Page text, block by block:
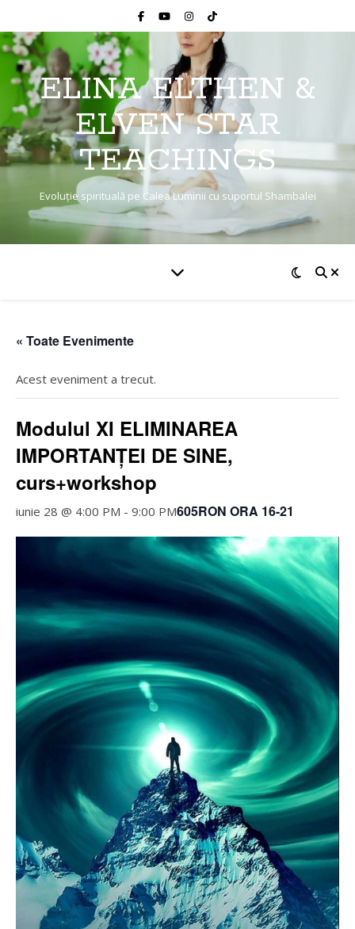
ELINA ELTHEN &
ELVEN STAR
TEACHINGS
Evoluție spirituală pe Calea Luminii cu suportul Shambalei
« Toate Evenimente
Acest eveniment a trecut.
Modulul XI ELIMINAREA
IMPORTANȚEI DE SINE,
curs+workshop
iunie 28 @ 4:00 PM - 9:00 PM605RON ORA 16-21